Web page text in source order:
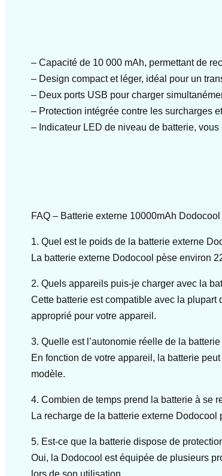
– Capacité de 10 000 mAh, permettant de
– Design compact et léger, idéal pour un
– Deux ports USB pour charger
– Protection intégrée contre les surcharges
– Indicateur LED de niveau de batterie,
FAQ – Batterie externe 10000mAh Dodocool
1. Quel est le poids de la batterie externe
La batterie externe Dodocool pèse environ
2. Quels appareils puis-je charger avec la
Cette batterie est compatible avec la plupart
approprié pour votre appareil.
3. Quelle est l’autonomie réelle de la
En fonction de votre appareil, la batterie
modèle.
4. Combien de temps prend la batterie à se
La recharge de la batterie externe
5. Est-ce que la batterie dispose de
Oui, la Dodocool est équipée de plusieurs